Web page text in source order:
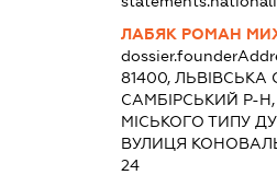
ЛАБЯК РОМАН
81400, ЛЬВІВСЬКА
САМБІРСЬКИЙ Р-
МІСЬКОГО ТИПУ
ВУЛИЦЯ
24